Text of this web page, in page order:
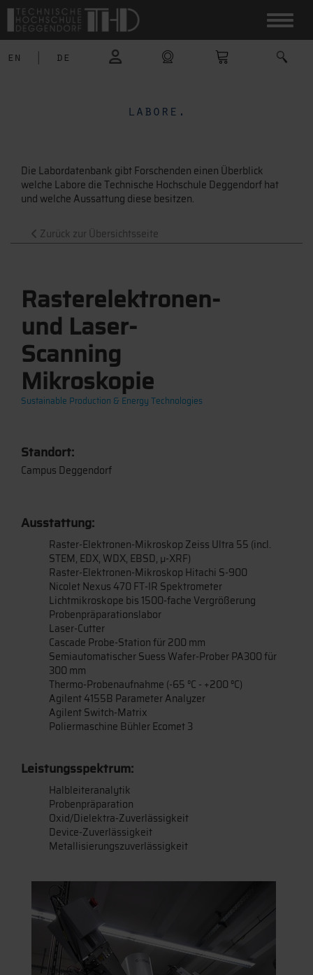
en de
labore.
Die Labordatenbank gibt Forschenden einen Überblick
welche Labore die Technische Hochschule Deggendorf hat
und welche Aussattung diese besitzen.
Zurück zur Übersichtsseite
Rasterelektronen-
und Laser-
Scanning
Mikroskopie
Sustainable Production & Energy Technologies
Standort:
Campus Deggendorf
Ausstattung:
Raster-Elektronen-Mikroskop Zeiss Ultra 55 (incl.
STEM, EDX, WDX, EBSD, µ-XRF)
Raster-Elektronen-Mikroskop Hitachi S-900
Nicolet Nexus 470 FT-IR Spektrometer
Lichtmikroskope bis 1500-fache Vergrößerung
Probenpräparationslabor
Laser-Cutter
Cascade Probe-Station für 200 mm
Semiautomatischer Suess Wafer-Prober PA300 für
300 mm
Thermo-Probenaufnahme (-65 °C - +200 °C)
Agilent 4155B Parameter Analyzer
Agilent Switch-Matrix
Poliermaschine Bühler Ecomet 3
Leistungsspektrum:
Halbleiteranalytik
Probenpräparation
Oxid/Dielektra-Zuverlässigkeit
Device-Zuverlässigkeit
Metallisierungszuverlässigkeit